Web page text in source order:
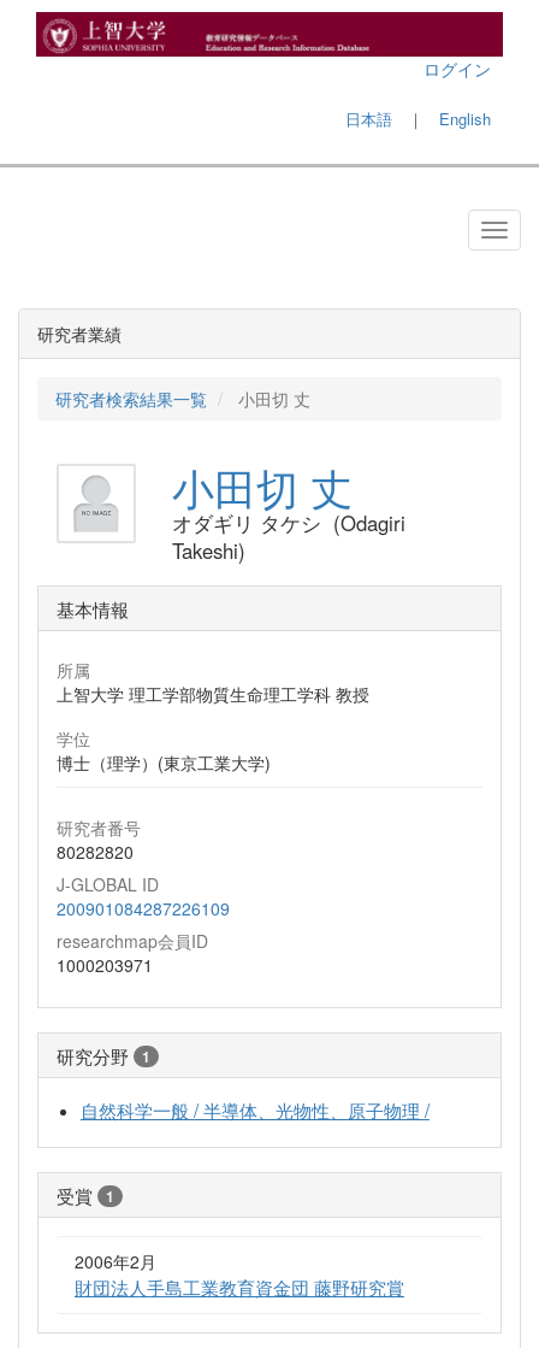
ログイン
日本語 ｜ English
研究者業績
研究者検索結果一覧 小田切 丈
小田切 丈
オダギリ タケシ (Odagiri
Takeshi)
基本情報
所属
上智大学 理工学部物質生命理工学科 教授
学位
博士（理学）(東京工業大学)
研究者番号
80282820
J-GLOBAL ID
200901084287226109
researchmap会員ID
1000203971
研究分野 1
自然科学一般 / 半導体、光物性、原子物理 /
受賞 1
2006年2月
財団法人手島工業教育資金団 藤野研究賞